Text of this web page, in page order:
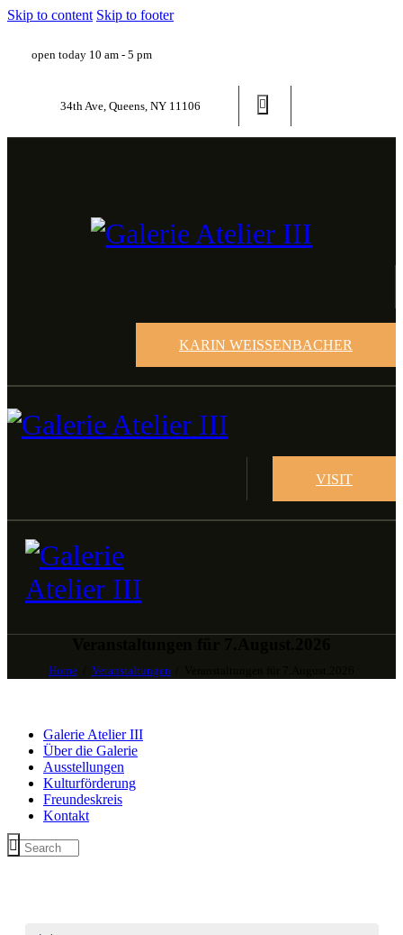
Skip to content Skip to footer
open today 10 am - 5 pm
34th Ave, Queens, NY 11106
KARIN WEISSENBACHER
VISIT
Home Veranstaltungen
Galerie Atelier III
Über die Galerie
Ausstellungen
Kulturförderung
Freundeskreis
Kontakt